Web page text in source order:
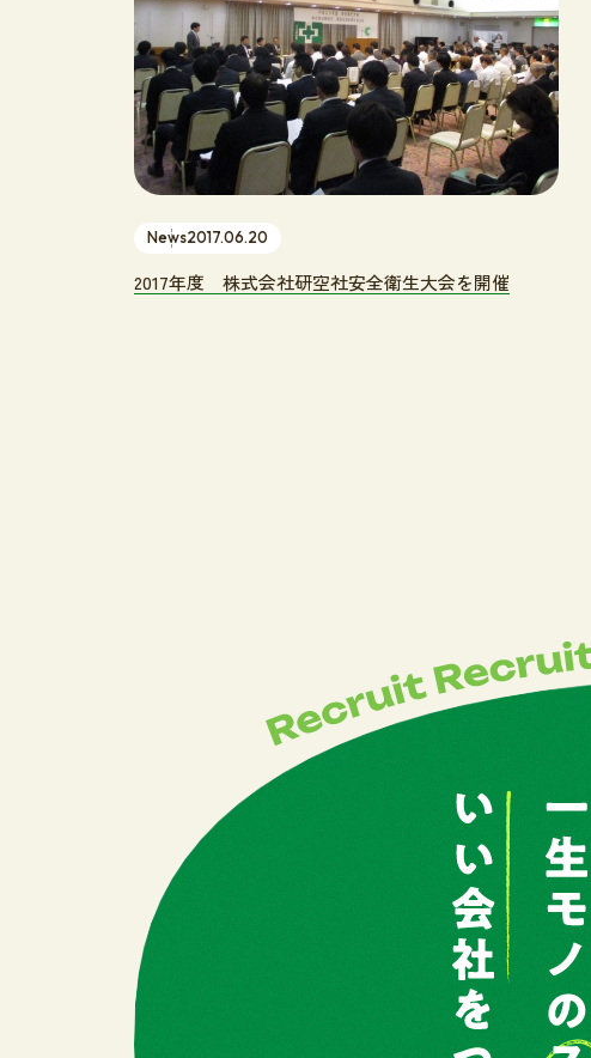
News2017.06.20
2017年度 株式会社研空社安全衛生大会を開催